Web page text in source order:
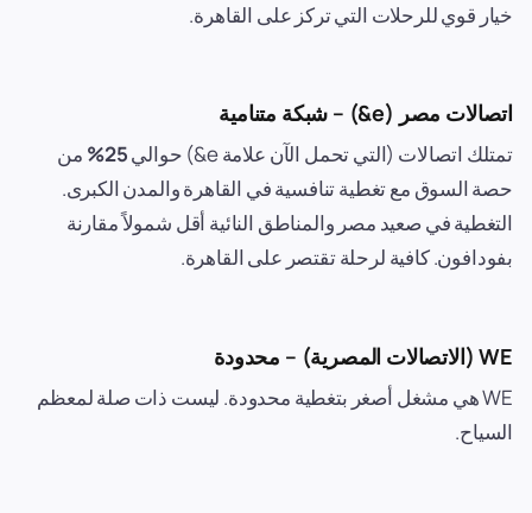
خيار قوي للرحلات التي تركز على القاهرة.
اتصالات مصر (e&) – شبكة متنامية
تمتلك اتصالات (التي تحمل الآن علامة e&) حوالي 25%
من
حصة السوق مع تغطية تنافسية في القاهرة والمدن الكبرى.
التغطية في صعيد مصر والمناطق النائية أقل شمولاً مقارنة
بفودافون. كافية لرحلة تقتصر على القاهرة.
WE (الاتصالات المصرية) – محدودة
WE هي مشغل أصغر بتغطية محدودة. ليست ذات صلة لمعظم
السياح.